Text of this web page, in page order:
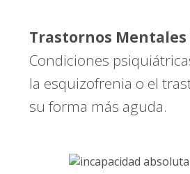
Trastornos Mentales
Condiciones
la esquizofrenia o el
su forma más aguda.